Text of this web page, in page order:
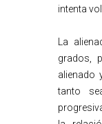
intenta
La
grados,
alienado
tanto